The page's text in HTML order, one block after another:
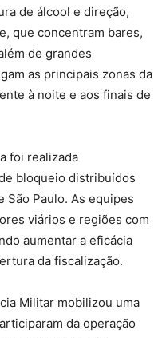
de álcool e direção,
que concentram bares,
de grandes
as principais zonas da
à noite e aos finais de
foi realizada
bloqueio distribuídos
São Paulo. As equipes
viários e regiões com
aumentar a eficácia
da fiscalização.
Militar mobilizou uma
da operação